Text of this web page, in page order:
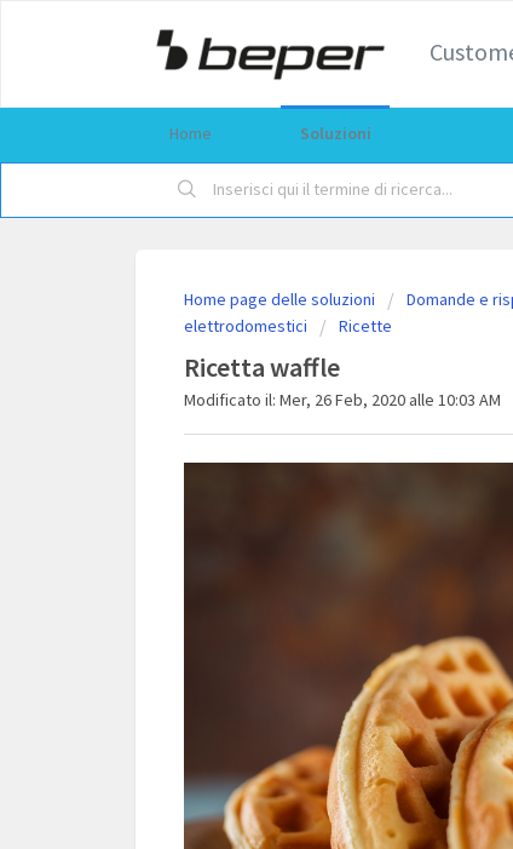
Home Soluzioni
Home page delle soluzioni
Domande e
elettrodomestici
Ricette
Ricetta waffle
Modificato il: Mer, 26 Feb, 2020 alle 10:03 AM